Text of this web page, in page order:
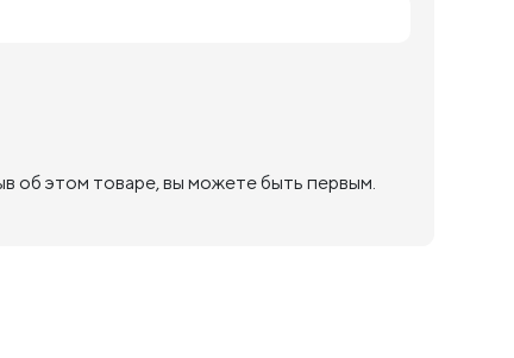
об этом товаре, вы можете быть первым.